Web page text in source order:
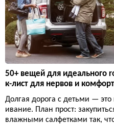
50+ вещей для идеального
к-лист для нервов и
Долгая дорога с детьми —
ивание. План прост:
влажными салфетками так,